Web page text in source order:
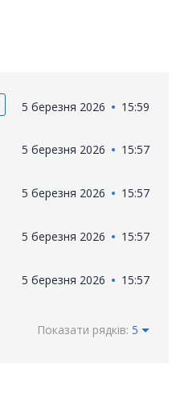
5 березня 2026 15:59
5 березня 2026 15:57
5 березня 2026 15:57
5 березня 2026 15:57
5 березня 2026 15:57
Показати рядків: 5